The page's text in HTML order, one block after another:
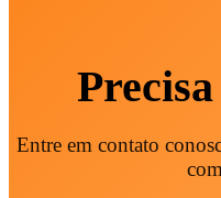
Entre em contato